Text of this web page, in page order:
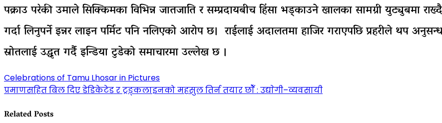
पक्राउ परेकी उमाले सिक्किमका विभिन्न जातजाति र सम्प्रदायबीच हिंसा भड्काउने खालका सामग्री युट्युबमा
गर्दा लिनुपर्ने इन्नर लाइन पर्मिट पनि नलिएको आरोप छ। राईलाई अदालतमा हाजिर गराएपछि प्रहरीले थप
स्रोतलाई उद्धृत गर्दै इन्डिया टुडेको समाचारमा उल्लेख छ ।
Post
navigation
Celebrations of Tamu Lhosar in Pictures
प्रमाणसहित बिल दिए डेडिकेटेड र ट्रङ्कलाइनको महसुल तिर्न तयार छाैँ : उद्याेगी–व्यवसायी
Related Posts